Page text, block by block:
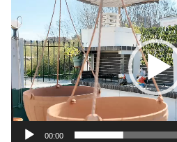
Αναπαραγωγής
Βίντεο
00:00